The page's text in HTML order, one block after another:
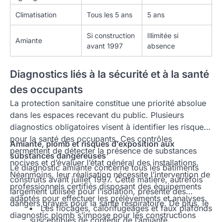
Climatisation Tous les 5 ans 5 ans
Amiante
Si construction
avant 1997
Illimitée si
absence
Diagnostics liés à la sécurité et à la santé
des occupants
La protection sanitaire constitue une priorité absolue
dans les espaces recevant du public. Plusieurs
diagnostics obligatoires visent à identifier les risques
pour la santé des occupants. Ces contrôles
permettent de détecter la présence de substances
nocives et d’évaluer l’état général des installations.
Néanmoins, leur réalisation nécessite l’intervention de
professionnels certifiés disposant des équipements
adaptés pour effectuer les prélèvements et analyses.
Amiante, plomb et risques d’exposition aux
substances dangereuses
Le diagnostic amiante concerne tous les bâtiments
construits avant juillet 1997. Cette matière, autrefois
largement utilisée pour l’isolation, présente des
dangers graves pour la santé respiratoire. De plus, le
diagnostic plomb s’impose pour les constructions
Les flocages, calorifugeages et faux plafonds
susceptibles de contenir de l’amiante